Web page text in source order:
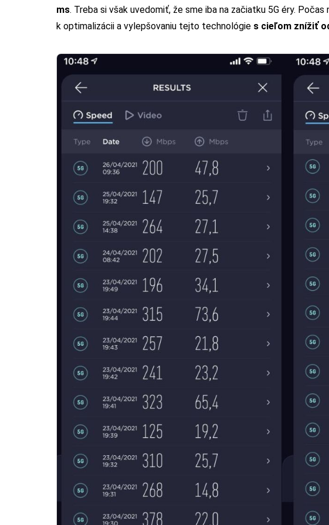
ms. Treba si však uvedomiť, že sme iba na začiatku 5G éry.
k optimalizácii a vylepšovaniu tejto technológie s cieľom znížiť